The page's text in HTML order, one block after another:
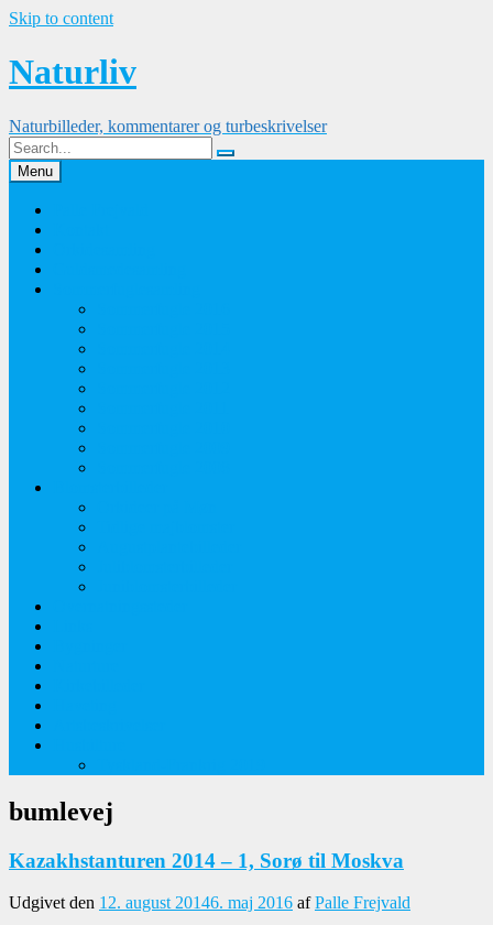
Skip to content
Naturliv
Naturbilleder, kommentarer og turbeskrivelser
Menu
bumlevej
Kazakhstanturen 2014 – 1, Sorø til Moskva
Udgivet den 12. august 20146. maj 2016 afPalle Frejvald